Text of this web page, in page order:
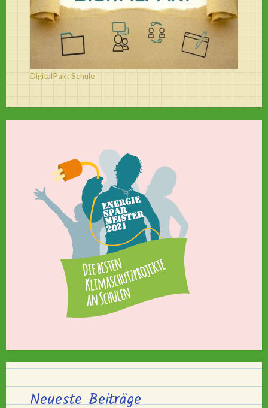
DigitalPakt Schule
Neueste Beiträge